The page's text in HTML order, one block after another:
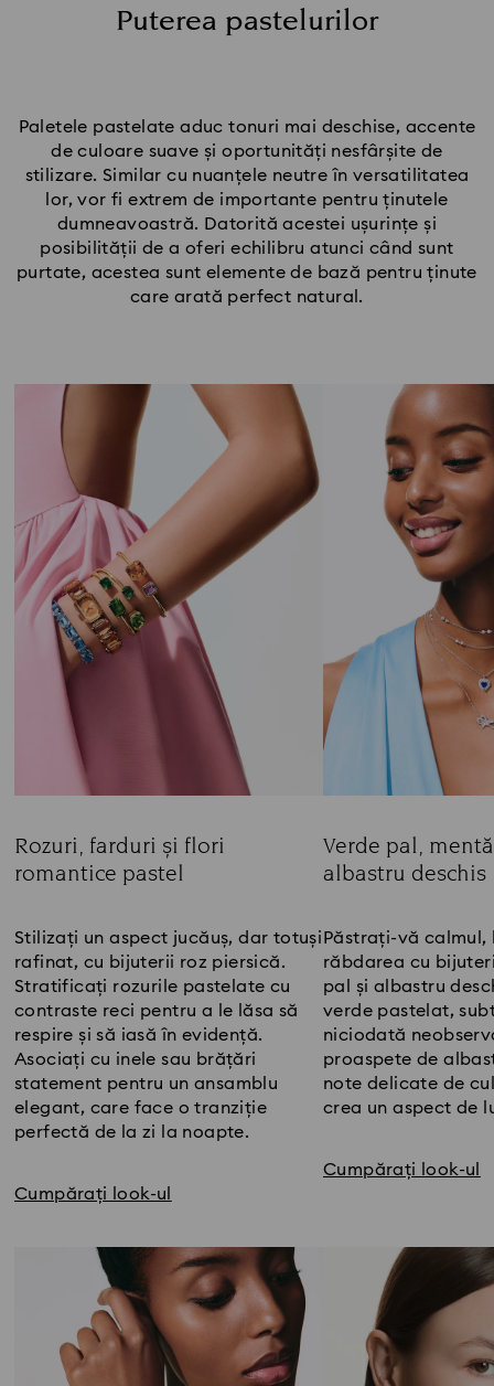
Puterea pastelurilor
Paletele pastelate aduc tonuri mai deschise, accente
de culoare suave și oportunități nesfârșite de
stilizare. Similar cu nuanțele neutre în versatilitatea
lor, vor fi extrem de importante pentru ținutele
dumneavoastră. Datorită acestei ușurințe și
posibilității de a oferi echilibru atunci când sunt
purtate, acestea sunt elemente de bază pentru ținute
care arată perfect natural.
Rozuri, farduri și flori
romantice pastel
Stilizați un aspect jucăuș, dar totuși
rafinat, cu bijuterii roz piersică.
Stratificați rozurile pastelate cu
contraste reci pentru a le lăsa să
respire și să iasă în evidență.
Asociați cu inele sau brățări
statement pentru un ansamblu
elegant, care face o tranziție
perfectă de la zi la noapte.
Cumpărați look-ul
Verde pal,
albastru deschis
Păstrați-vă calmul,
răbdarea cu
pal și albastru
verde pastelat,
niciodată
proaspete de
note delicate de
crea un aspect de
Cumpărați look-ul